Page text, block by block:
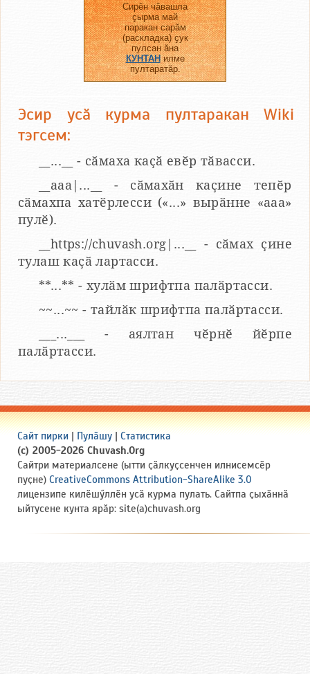
Сирӗн чӑвашла
ҫырма май
паракан сарӑм
(раскладка) ҫук
пулсан ӑна
КУНТАНилме
пултаратӑр.
Эсир усӑ курма пултаракан Wiki
тэгсем:
__...__ - сӑмаха каҫӑ евӗр тӑвасси.
__aaa|...__ - сӑмахӑн каҫине тепӗр
сӑмахпа хатӗрлесси («...» вырӑнне «ааа»
пулӗ).
__https://chuvash.org|...__ - сӑмах ҫине
тулаш каҫӑ лартасси.
**...** - хулӑм шрифтпа палӑртасси.
~~...~~ - тайлӑк шрифтпа палӑртасси.
___...___ - аялтан чӗрнӗ йӗрпе
палӑртасси.
Сайт пирки | Пулӑшу | Статистика
(c) 2005-2026 Chuvash.Org
Сайтри материалсене (ытти ҫӑлкуҫсенчен илнисемсӗр
пуҫне) CreativeCommons Attribution-ShareAlike 3.0
лицензипе килӗшӳллӗн усӑ курма пулать. Сайтпа ҫыхӑннӑ
ыйтусене кунта ярӑр: site(a)chuvash.org